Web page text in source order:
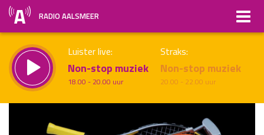
RADIO AALSMEER
Luister live:
Non-stop muziek
18.00 - 20.00 uur
Straks:
Non-stop muziek
20.00 - 22.00 uur